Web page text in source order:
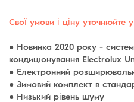
Свої умови і ціну уточнюйте
● Новинка 2020 року -
кондиціонування Electrolux
● Електронний
● Зимовий комплект в
● Низький рівень шуму